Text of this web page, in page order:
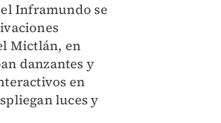
Inframundo se
Mictlán, en
danzantes y
en
luces y